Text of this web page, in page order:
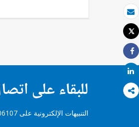
بريد الكتروني
طباعة
Tweet
Share
Share
للبقاء على
التنبيهات الإلكترونية على Project P106107